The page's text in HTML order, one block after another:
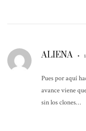
ALIENA •
Pues por aquí
avance viene
sin los clones…